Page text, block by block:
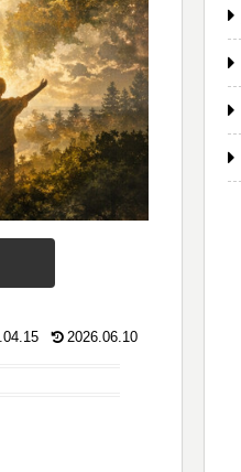
2026.06.10